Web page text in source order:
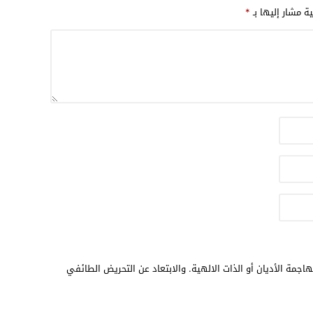
مشار إليها بـ*
الأديان أو الذات الالهية. والابتعاد عن التحريض الطائفي